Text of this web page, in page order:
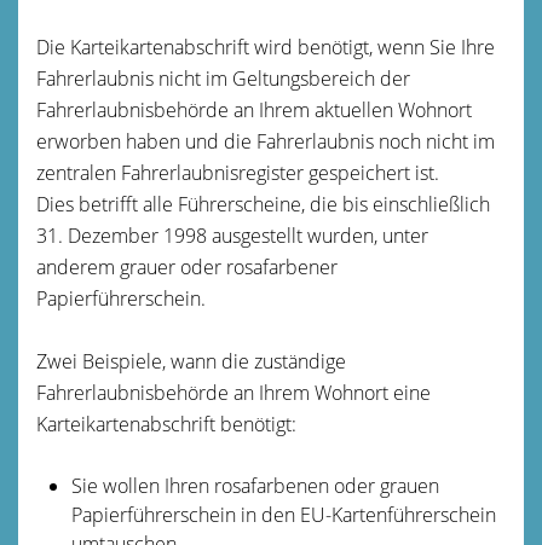
Die Karteikartenabschrift wird benötigt, wenn Sie Ihre
Fahrerlaubnis nicht im Geltungsbereich der
Fahrerlaubnisbehörde an Ihrem aktuellen Wohnort
erworben haben und die Fahrerlaubnis noch nicht im
zentralen Fahrerlaubnisregister gespeichert ist.
Dies betrifft alle Führerscheine, die bis einschließlich
31. Dezember 1998 ausgestellt wurden, unter
anderem grauer oder rosafarbener
Papierführerschein.
Zwei Beispiele, wann die zuständige
Fahrerlaubnisbehörde an Ihrem Wohnort eine
Karteikartenabschrift benötigt:
Sie wollen Ihren rosafarbenen oder grauen
Papierführerschein in den EU-Kartenführerschein